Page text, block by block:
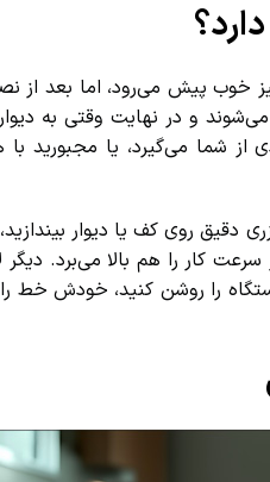
و در نهایت وقتی به
از شما می‌گیرد، یا مجبورید
کار را هم بالا می‌برد.
را روشن کنید، خودش خط